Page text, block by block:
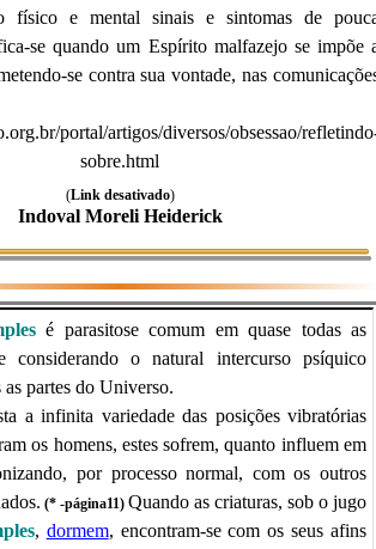
físico e mental sinais e sintomas de
se quando um Espírito malfazejo se impõe
se contra sua vontade, nas
portal/artigos/diversos/obsessao/
sobre.html
(Link desativado)
Indoval Moreli Heiderick
é parasitose comum em quase todas as
considerando o natural intercurso psíquico
partes do Universo.
a infinita variedade das posições vibratórias
os homens, estes sofrem, quanto influem em
por processo normal, com os outros
(* -página11) Quando as criaturas, sob o jugo
, dormem, encontram-se com os seus afins